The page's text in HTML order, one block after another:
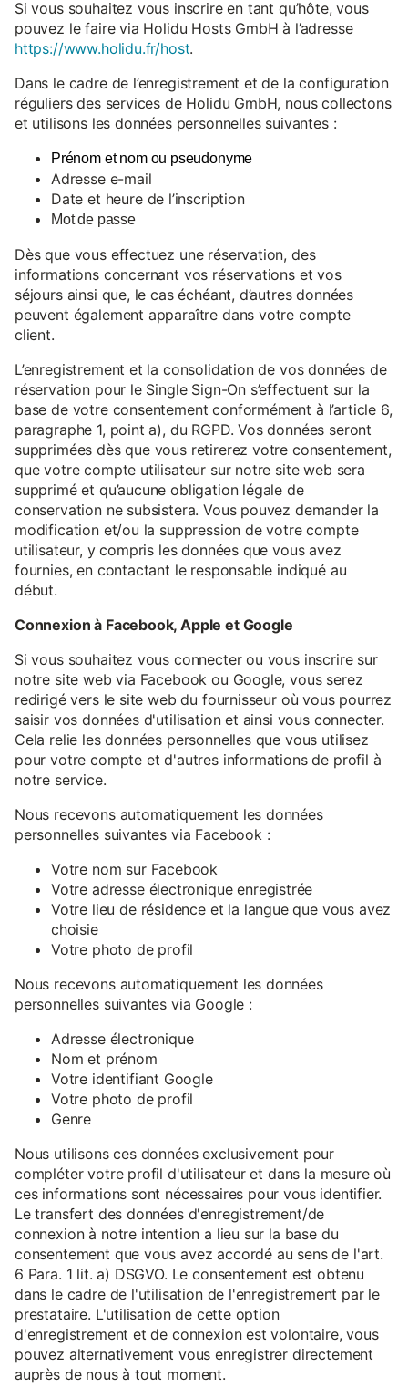
Si vous souhaitez vous inscrire en tant qu’hôte, vous
pouvez le faire via Holidu Hosts GmbH à l’adresse
https://www.holidu.fr/host.
Dans le cadre de l’enregistrement et de la configuration
réguliers des services de Holidu GmbH, nous collectons
et utilisons les données personnelles suivantes :
Prénom et nom ou pseudonyme
Adresse e-mail
Date et heure de l’inscription
Mot de passe
Dès que vous effectuez une réservation, des
informations concernant vos réservations et vos
séjours ainsi que, le cas échéant, d’autres données
peuvent également apparaître dans votre compte
client.
L’enregistrement et la consolidation de vos données de
réservation pour le Single Sign-On s’effectuent sur la
base de votre consentement conformément à l’article 6,
paragraphe 1, point a), du RGPD. Vos données seront
supprimées dès que vous retirerez votre consentement,
que votre compte utilisateur sur notre site web sera
supprimé et qu’aucune obligation légale de
conservation ne subsistera. Vous pouvez demander la
modification et/ou la suppression de votre compte
utilisateur, y compris les données que vous avez
fournies, en contactant le responsable indiqué au
début.
Connexion à Facebook, Apple et Google
Si vous souhaitez vous connecter ou vous inscrire sur
notre site web via Facebook ou Google, vous serez
redirigé vers le site web du fournisseur où vous pourrez
saisir vos données d'utilisation et ainsi vous connecter.
Cela relie les données personnelles que vous utilisez
pour votre compte et d'autres informations de profil à
notre service.
Nous recevons automatiquement les données
personnelles suivantes via Facebook :
Votre nom sur Facebook
Votre adresse électronique enregistrée
Votre lieu de résidence et la langue que vous avez
choisie
Votre photo de profil
Nous recevons automatiquement les données
personnelles suivantes via Google :
Adresse électronique
Nom et prénom
Votre identifiant Google
Votre photo de profil
Genre
Nous utilisons ces données exclusivement pour
compléter votre profil d'utilisateur et dans la mesure où
ces informations sont nécessaires pour vous identifier.
Le transfert des données d'enregistrement/de
connexion à notre intention a lieu sur la base du
consentement que vous avez accordé au sens de l'art.
6 Para. 1 lit. a) DSGVO. Le consentement est obtenu
dans le cadre de l'utilisation de l'enregistrement par le
prestataire. L'utilisation de cette option
d'enregistrement et de connexion est volontaire, vous
pouvez alternativement vous enregistrer directement
auprès de nous à tout moment.